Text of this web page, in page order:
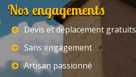
Nos engagements
Devis et déplacement gratuits
Sans engagement
Artisan passionné